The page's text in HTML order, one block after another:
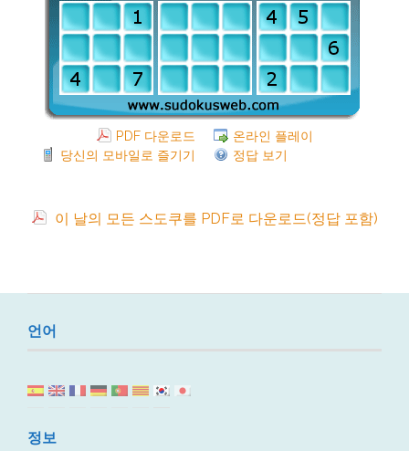
PDF 다운로드
온라인 플레이
당신의 모바일로 즐기기
정답 보기
이 날의 모든 스도쿠를 PDF로 다운로드(정답 포함)
언어
정보